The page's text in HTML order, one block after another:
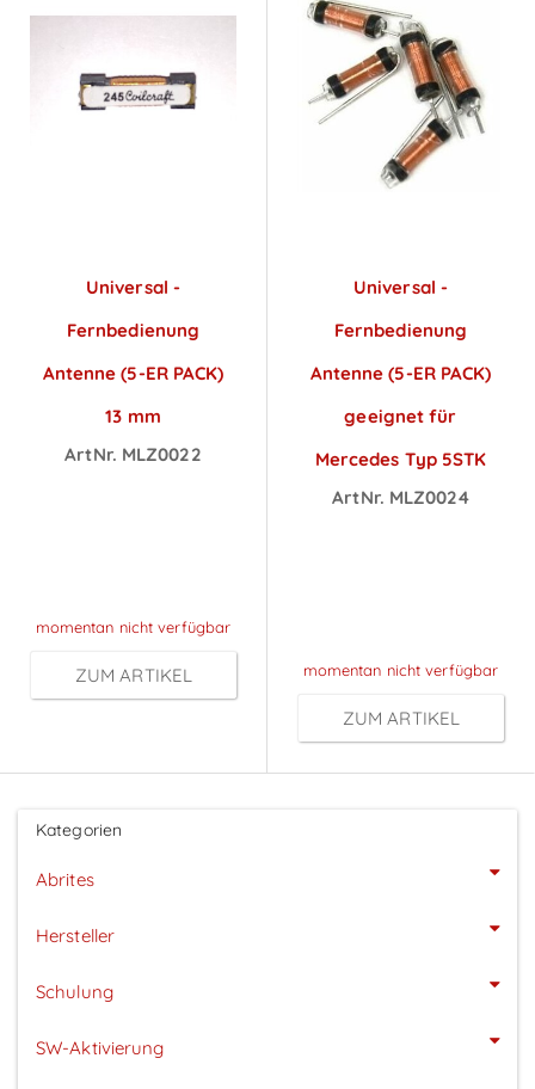
Universal -
Fernbedienung
Antenne (5-ER PACK)
13 mm
ArtNr. MLZ0022
momentan nicht verfügbar
ZUM ARTIKEL
Universal -
Fernbedienung
Antenne (5-ER PACK)
geeignet für
Mercedes Typ 5STK
ArtNr. MLZ0024
momentan nicht verfügbar
ZUM ARTIKEL
Kategorien
Abrites
Hersteller
Schulung
SW-Aktivierung